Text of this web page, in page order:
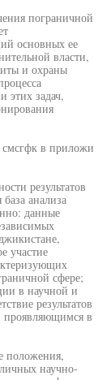
пограничной
основных ее
власти,
и охраны
этих задач,
смсгфк в приложи
результатов
база анализа
данные
участие
сфере;
в научной и
результатов
проявляющимся в
положения,
научно-